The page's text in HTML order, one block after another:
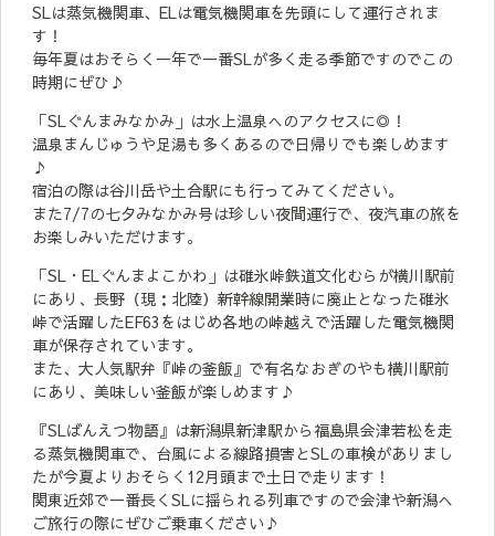
SLは蒸気機関車、ELは電気機関車を先頭にして運行されま
す！
毎年夏はおそらく一年で一番SLが多く走る季節ですのでこの
時期にぜひ♪
「SLぐんまみなかみ」は水上温泉へのアクセスに◎！
温泉まんじゅうや足湯も多くあるので日帰りでも楽しめます
♪
宿泊の際は谷川岳や土合駅にも行ってみてください。
また7/7の七夕みなかみ号は珍しい夜間運行で、夜汽車の旅を
お楽しみいただけます。
「SL・ELぐんまよこかわ」は碓氷峠鉄道文化むらが横川駅前
にあり、長野（現：北陸）新幹線開業時に廃止となった碓氷
峠で活躍したEF63をはじめ各地の峠越えで活躍した電気機関
車が保存されています。
また、大人気駅弁『峠の釜飯』で有名なおぎのやも横川駅前
にあり、美味しい釜飯が楽しめます♪
『SLばんえつ物語』は新潟県新津駅から福島県会津若松を走
る蒸気機関車で、台風による線路損害とSLの車検がありまし
たが今夏よりおそらく12月頭まで土日で走ります！
関東近郊で一番長くSLに揺られる列車ですので会津や新潟へ
ご旅行の際にぜひご乗車ください♪